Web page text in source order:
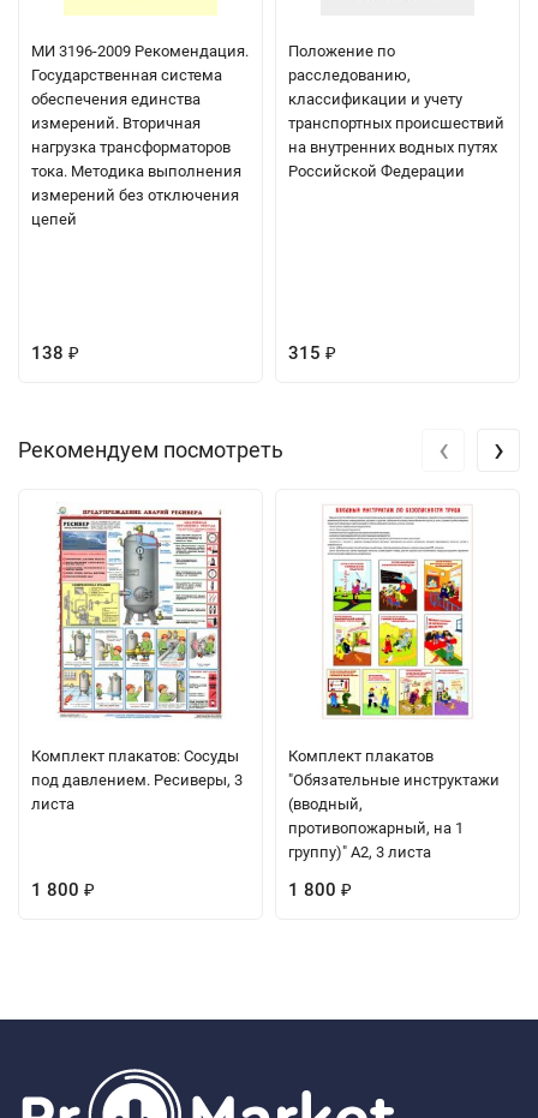
МИ 3196-2009 Рекомендация.
Государственная система
обеспечения единства
измерений. Вторичная
нагрузка трансформаторов
тока. Методика выполнения
измерений без отключения
цепей
138 ₽
Положение по
расследованию,
классификации и учету
транспортных происшествий
на внутренних водных путях
Российской Федерации
315 ₽
Рекомендуем посмотреть
Комплект плакатов: Сосуды
под давлением. Ресиверы, 3
листа
1 800 ₽
Комплект плакатов
"Обязательные инструктажи
(вводный,
противопожарный, на 1
группу)" А2, 3 листа
1 800 ₽
‹ ›